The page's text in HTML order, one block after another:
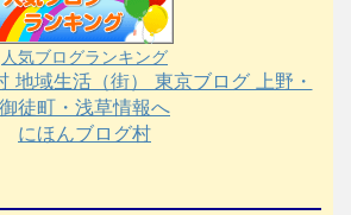
人気ブログランキング
にほんブログ村